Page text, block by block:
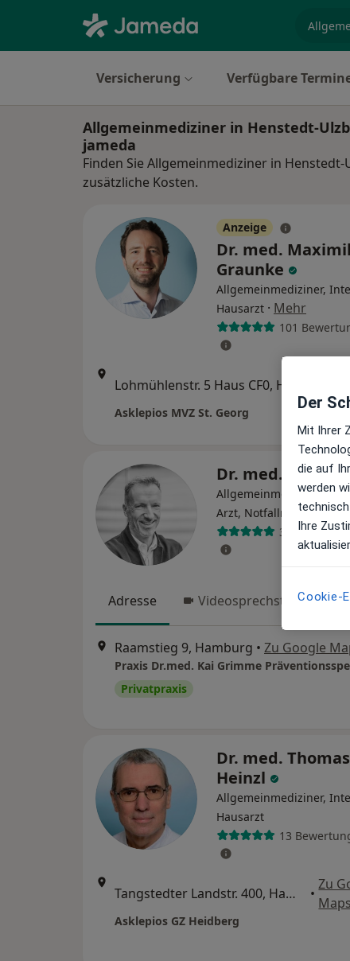
Versicherung Verfügbare
Allgemeinmediziner in Henstedt-
jameda
Finden Sie Allgemeinmediziner in
zusätzliche Kosten.
Anzeige
Dr. med.
Graunke
Allgemeinmediziner,
Hausarzt · Mehr
101
Maps
Asklepios MVZ St. Georg
Dr. med. Kai
Allgemeinmediziner,
Arzt, Notfallmediziner
32
Adresse Videosprechstunde
Raamstieg 9, Hamburg • Zu Google
Praxis Dr.med. Kai Grimme
Privatpraxis
Dr. med.
Heinzl
Allgemeinmediziner,
Hausarzt
13
Tangstedter Landstr. 400, Hamburg •
Zu
Maps
Asklepios GZ Heidberg
Der
Mit Ihrer
die auf
werden
Ihre
Cookie-